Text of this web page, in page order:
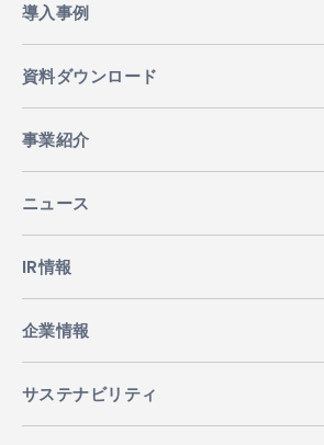
導入事例
資料ダウンロード
事業紹介
ニュース
IR情報
企業情報
サステナビリティ